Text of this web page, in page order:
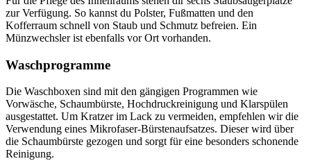
zur Verfügung. So kannst du Polster, Fußmatten und den
Kofferraum schnell von Staub und Schmutz befreien. Ein
Münzwechsler ist ebenfalls vor Ort vorhanden.
Waschprogramme
Die Waschboxen sind mit den gängigen Programmen wie
Vorwäsche, Schaumbürste, Hochdruckreinigung und Klarspülen
ausgestattet. Um Kratzer im Lack zu vermeiden, empfehlen wir die
Verwendung eines Mikrofaser-Bürstenaufsatzes. Dieser wird über
die Schaumbürste gezogen und sorgt für eine besonders schonende
Reinigung.